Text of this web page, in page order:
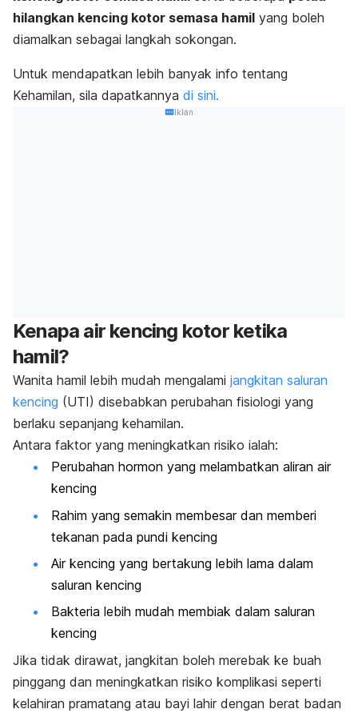
hilangkan kencing kotor semasa hamil yang boleh
diamalkan sebagai langkah sokongan.
Untuk mendapatkan lebih banyak info tentang
Kehamilan, sila dapatkannya di sini.
Iklan
Kenapa air kencing kotor ketika
hamil?
Wanita hamil lebih mudah mengalami jangkitan saluran
kencing (UTI) disebabkan perubahan fisiologi yang
berlaku sepanjang kehamilan.
Antara faktor yang meningkatkan risiko ialah:
Perubahan hormon yang melambatkan aliran air
kencing
Rahim yang semakin membesar dan memberi
tekanan pada pundi kencing
Air kencing yang bertakung lebih lama dalam
saluran kencing
Bakteria lebih mudah membiak dalam saluran
kencing
Jika tidak dirawat, jangkitan boleh merebak ke buah
pinggang dan meningkatkan risiko komplikasi seperti
kelahiran pramatang atau bayi lahir dengan berat badan